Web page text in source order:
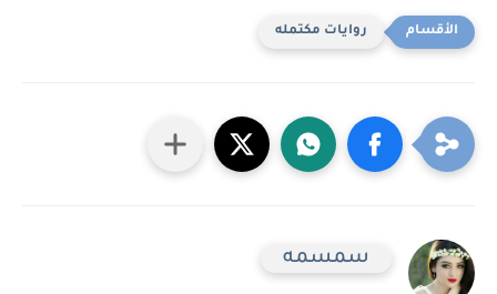
روايات مكتمله
سمسمه